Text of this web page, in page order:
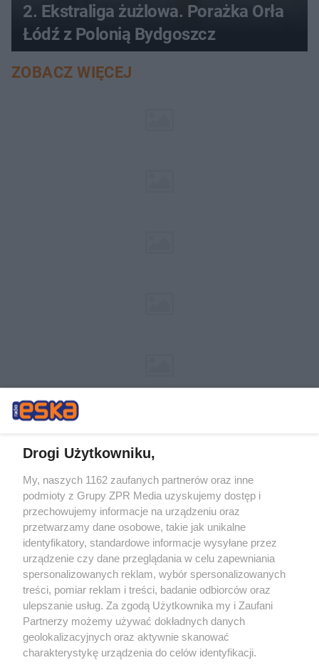
2. Ekstraliga żużlowa. Porażka Orła
Łódź z Polonią Bydgoszcz
ZOBACZ WIĘCEJ
Żaden utwór zamieszczony w serwisie nie może być powielany i
rozpowszechniany lub dalej rozpowszechniany w jakikolwiek sposób (w
tym także elektroniczny lub mechaniczny) na jakimkolwiek polu
eksploatacji w jakiejkolwiek formie, włącznie z umieszczaniem w
Internecie bez pisemnej zgody właściciela praw. Jakiekolwiek użycie lub
wykorzystanie utworów w całości lub w części z naruszeniem prawa,
tzn. bez właściwej zgody, jest zabronione pod groźbą kary i może być
ścigane prawnie.
Drogi Użytkowniku,
My, naszych 1162 zaufanych partnerów oraz inne
podmioty z Grupy ZPR Media uzyskujemy dostęp i
przechowujemy informacje na urządzeniu oraz
przetwarzamy dane osobowe, takie jak unikalne
identyfikatory, standardowe informacje wysyłane przez
urządzenie czy dane przeglądania w celu zapewniania
spersonalizowanych reklam, wybór spersonalizowanych
treści, pomiar reklam i treści, badanie odbiorców oraz
ulepszanie usług. Za zgodą Użytkownika my i Zaufani
Partnerzy możemy używać dokładnych danych
geolokalizacyjnych oraz aktywnie skanować
charakterystykę urządzenia do celów identyfikacji.